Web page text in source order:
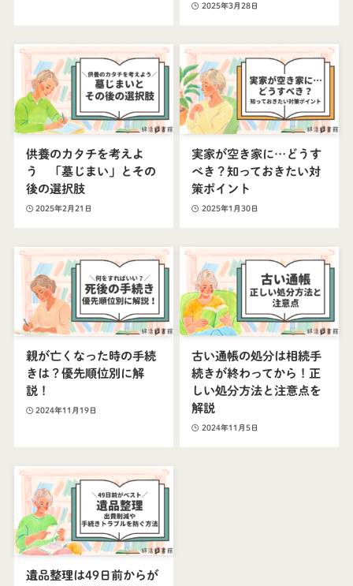
2025年3月28日
供養のカタチを考えよ
う 「墓じまい」とその
後の選択肢
2025年2月21日
実家が空き家に…どうす
べき？知っておきたい対
策ポイント
2025年1月30日
親が亡くなった時の手続
きは？優先順位別に解
説！
2024年11月19日
古い通帳の処分は相続手
続きが終わってから！正
しい処分方法と注意点を
解説
2024年11月5日
遺品整理は49日前からが